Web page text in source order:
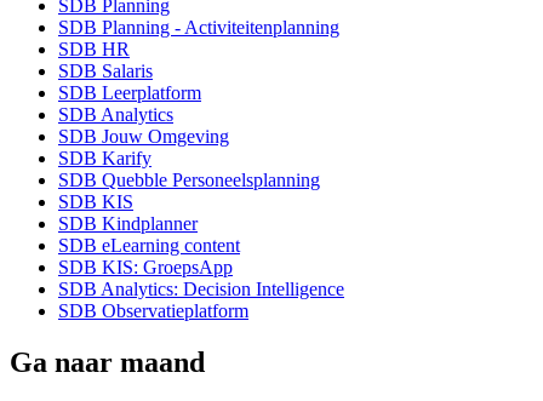
SDB Planning
SDB Planning - Activiteitenplanning
SDB HR
SDB Salaris
SDB Leerplatform
SDB Analytics
SDB Jouw Omgeving
SDB Karify
SDB Quebble Personeelsplanning
SDB KIS
SDB Kindplanner
SDB eLearning content
SDB KIS: GroepsApp
SDB Analytics: Decision Intelligence
SDB Observatieplatform
Ga naar maand